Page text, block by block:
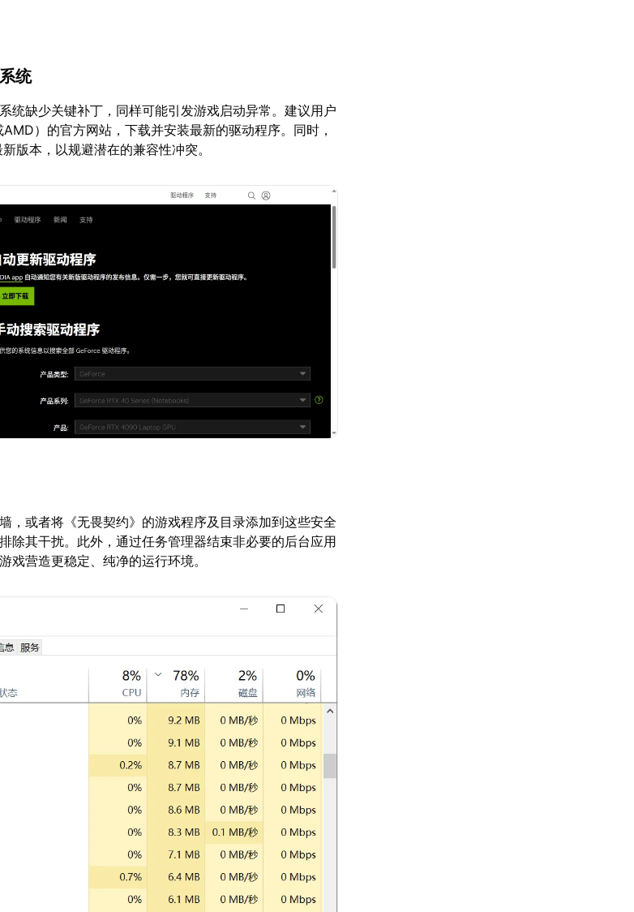
统
统缺少关键补丁，同样可能引发游戏启动异常。建议用户
）的官方网站，下载并安装最新的驱动程序。同时，
版本，以规避潜在的兼容性冲突。
，或者将《无畏契约》的游戏程序及目录添加到这些安全
除其干扰。此外，通过任务管理器结束非必要的后台应用
戏营造更稳定、纯净的运行环境。